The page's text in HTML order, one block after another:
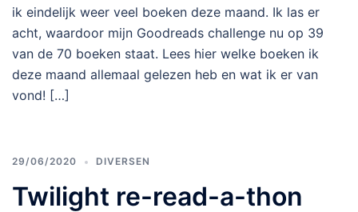
ik eindelijk weer veel boeken deze maand. Ik las er
acht, waardoor mijn Goodreads challenge nu op 39
van de 70 boeken staat. Lees hier welke boeken ik
deze maand allemaal gelezen heb en wat ik er van
vond! […]
29/06/2020 DIVERSEN
Twilight re-read-a-thon